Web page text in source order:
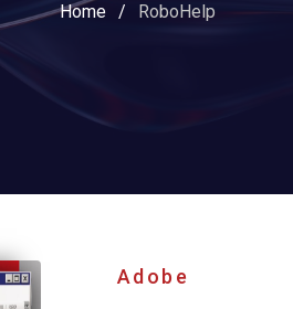
Home / RoboHelp
Adobe